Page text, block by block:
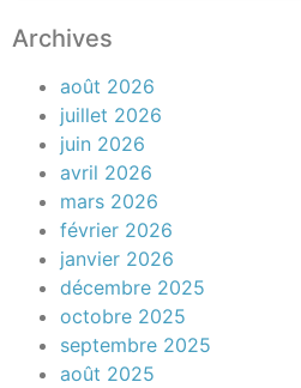
Archives
août 2026
juillet 2026
juin 2026
avril 2026
mars 2026
février 2026
janvier 2026
décembre 2025
octobre 2025
septembre 2025
août 2025